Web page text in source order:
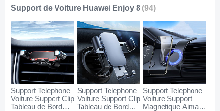
Support de Voiture Huawei Enjoy 8 (94)
Support Telephone
Voiture Support Clip
Tableau de Bord
Support Telephone
Voiture Support Clip
Tableau de Bord
Support Telephone
Voiture Support
Magnetique Aimant